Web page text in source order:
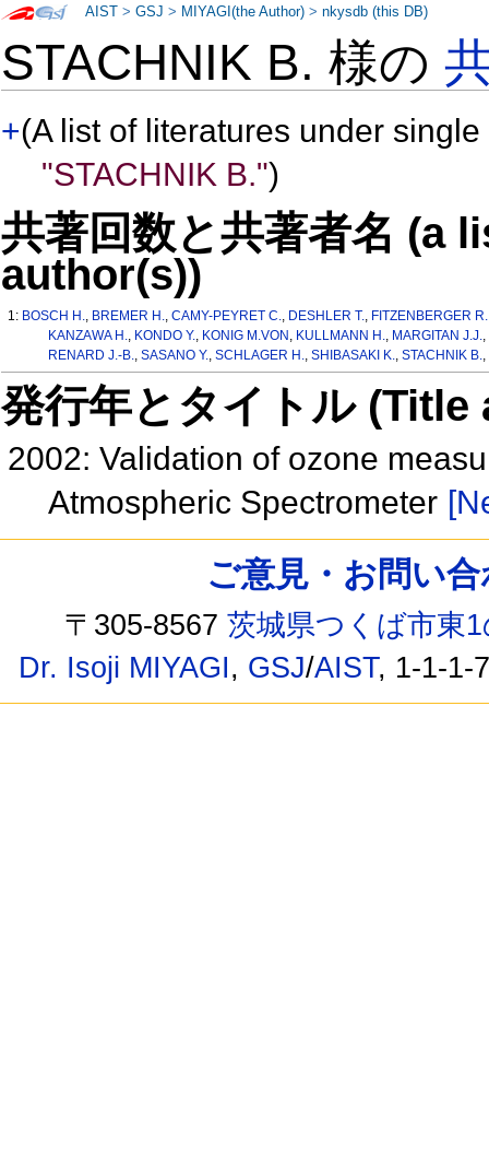
STACHNIK B. 様の
+(A list of literatures under
"STACHNIK B.")
共著回数と共著者名 (a
author(s))
1: BOSCH H., BREMER H.,CAMY-PEYRET C., DESHLER T., FITZENBERGER R.
KANZAWA H., KONDO Y., KONIG M.VON , KULLMANN H., MARGITAN J.J.,
RENARD J.-B., SASANO Y., SCHLAGER H., SHIBASAKI K., STACHNIK B.,
発行年とタイトル
2002: Validation of ozone
Atmospheric Spectrometer
AIST >GSJ > MIYAGI(the Author) >nkysdb (this DB)
ご意見・お問い
〒305-8567茨城県つくば市東
Dr. Isoji MIYAGI, GSJ/AIST, 1-1-1-